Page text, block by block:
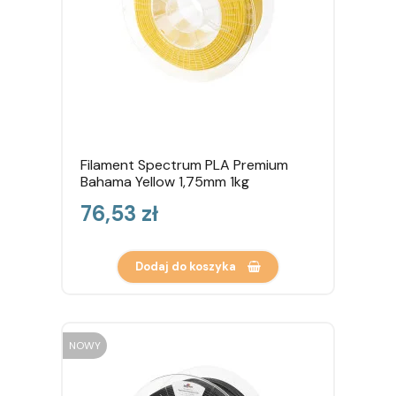
Filament Spectrum PLA Premium
Bahama Yellow 1,75mm 1kg
Cena
76,53 zł
Dodaj do koszyka
NOWY